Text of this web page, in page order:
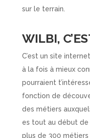
sur le terrain.
WILBI,
C’est un site
à la fois à mieux
pourraient
fonction de
des métiers
es tout au début de
plus de 300